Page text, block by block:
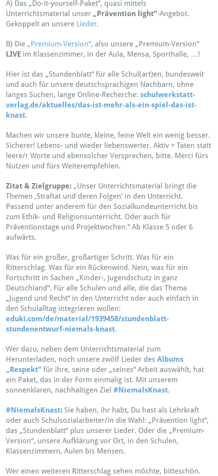
A) Das „Do-it-yourself-Paket“, quasi mittels
Unterrichtsmaterial unser „Prävention light“-Angebot.
Gekoppelt an unsere Lieder.
B) Die „Premium-Version“, also unsere „Premium-Version“
LIVE im Klassenzimmer, in der Aula, Mensa, Sporthalle, …!
Hier ist das „Stundenblatt“ für alle Schul(art)en, bundesweit
und auch für unsere deutschsprachigen Nachbarn, ohne
langes Suchen, lange Online-Recherche: schulwerkstatt-
verlag.de/aktuelles/das-ist-mehr-als-ein-spiel-das-ist-
knast.
Machen wir unsere bunte, kleine, feine Welt ein wenig besser.
Sicherer! Lebens- und wieder liebenswerter. Aktiv = Taten statt
leere/r Worte und ebensolcher Versprechen, bitte. Merci fürs
Nutzen und fürs Weiterempfehlen.
Zitat & Zielgruppe: „Unser Unterrichtsmaterial bringt die
Themen ‚Straftat und deren Folgen‘ in den Unterricht.
Passend unter anderem für den Sozialkundeunterricht bis
zum Ethik- und Religionsunterricht. Oder auch für
Präventionstage und Projektwochen.“ Ab Klasse 5 oder 6
aufwärts.
Was für ein großer, großartiger Schritt. Was für ein
Ritterschlag. Was für ein Rückenwind. Nein, was für ein
Fortschritt in Sachen „Kinder-, Jugendschutz in ganz
Deutschland“. Für alle Schulen und alle, die das Thema
„Jugend und Recht“ in den Unterricht oder auch einfach in
den Schulalltag integrieren wollen:
eduki.com/de/material/1939458/stundenblatt-
stundenentwurf-niemals-knast.
Wer dazu, neben dem Unterrichtsmaterial zum
Herunterladen, noch unsere zwölf Lieder des Albums
„Respekt“ für ihre, seine oder „seines“ Arbeit auswählt, hat
ein Paket, das in der Form einmalig ist. Mit unserem
sonnenklaren, nachhaltigen Ziel #NiemalsKnast.
#NiemalsKnast: Sie haben, ihr habt, Du hast als Lehrkraft
oder auch Schulsozialarbeiter/in die Wahl: „Prävention light“,
das „Stundenblatt“ plus unserer Lieder. Oder die „Premium-
Version“, unsere Aufklärung vor Ort, in den Schulen,
Klassenzimmern, Aulen bis Mensen.
Wer einen weiteren Ritterschlag sehen möchte, bitteschön.